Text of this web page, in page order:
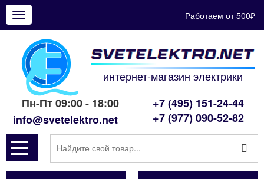
Показать
меню
Работаем от 500₽
интернет-магазин электрики
Пн-Пт 09:00 - 18:00
info@svetelektro.net
+7 (495) 151-24-44
+7 (977) 090-52-82